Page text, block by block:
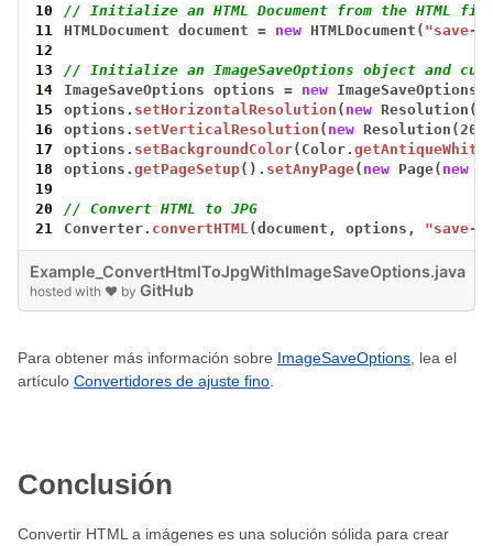
10
// Initialize an HTML Document from the HTML
11
HTMLDocument document = new HTMLDocument( "save-
12
13
// Initialize an ImageSaveOptions object and
14
ImageSaveOptions options = new
15
options. setHorizontalResolution ( new
16
options. setVerticalResolution ( new
17
options. setBackgroundColor(Color.getAntiqueWhite
18
options.getPageSetup(). setAnyPage( new Page( new
19
20
// Convert HTML to JPG
21
Converter. convertHTML(document, options, "save-
Example_ConvertHtmlToJpgWithImageSaveOptions.java
hosted with ❤ by GitHub
Para obtener más información sobre ImageSaveOptions , lea el
artículo Convertidores de ajuste fino
Conclusión
Convertir HTML a imágenes es una solución sólida para crear